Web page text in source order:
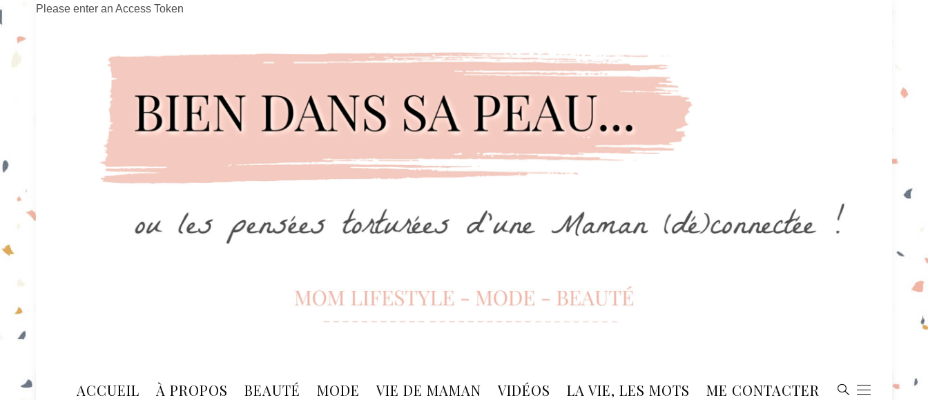
Please enter an Access Token
ACCUEIL À PROPOS BEAUTÉ MODE VIE DE MAMAN VIDÉOS LA VIE, LES MOTS ME CONTACTER